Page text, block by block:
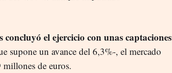
el ejercicio con unas captaciones
supone un avance del 6,3%-, el mercado
de euros.